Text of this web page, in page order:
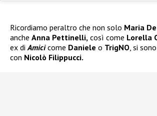
Ricordiamo peraltro che non solo Maria
anche Anna Pettinelli, così come Lorella
ex diAmicicome Daniele o TrigNO, si
con Nicolò Filippucci.